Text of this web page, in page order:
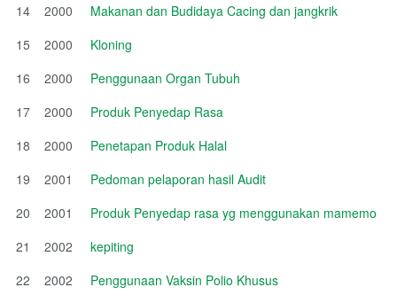
14
2000
Makanan dan Budidaya Cacing dan jangkrik
15
2000
Kloning
16
2000
Penggunaan Organ Tubuh
17
2000
Produk Penyedap Rasa
18
2000
Penetapan Produk Halal
19
2001
Pedoman pelaporan hasil Audit
20
2001
Produk Penyedap rasa yg menggunakan mamemo
21
2002
kepiting
22
2002
Penggunaan Vaksin Polio Khusus